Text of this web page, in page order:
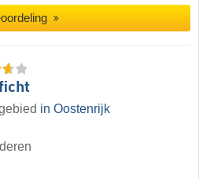
in Oostenrijk